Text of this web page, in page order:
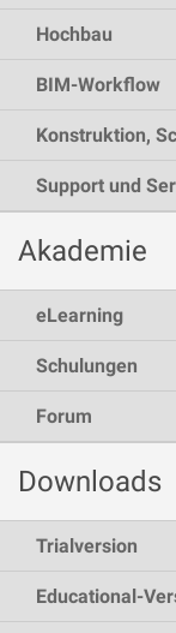
Hochbau
BIM-Workflow
Konstruktion,
Support und
Akademie
eLearning
Schulungen
Forum
Downloads
Trialversion
Educational-